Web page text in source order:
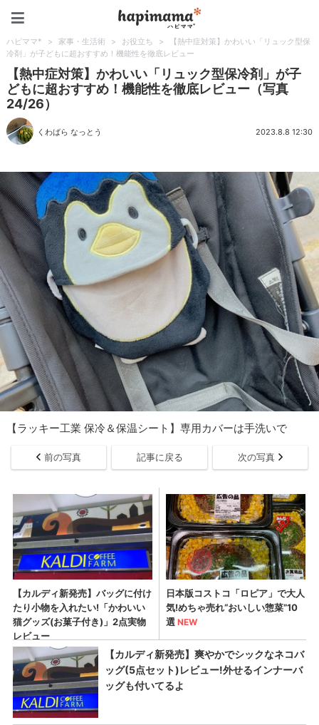
ハピママ* > 家事・生活術 > お役立ち >
【熱中症対策】かわいい「リュック型保
冷剤」が子どもに超おすすめ！機能性を徹底レビュー
【熱中症対策】かわいい「リュック型保冷剤」が子
どもに超おすすめ！機能性を徹底レビュー（写真
24/26）
くわばら なっとう 2023.8.8 12:30
【ラッキー工業 保冷＆保温シート】専用カバーは手洗いで
前の写真 記事に戻る 次の写真